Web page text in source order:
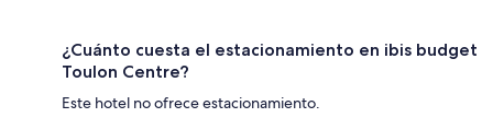
¿Cuánto cuesta el estacionamiento en ibis budget
Toulon Centre?
Este hotel no ofrece estacionamiento.